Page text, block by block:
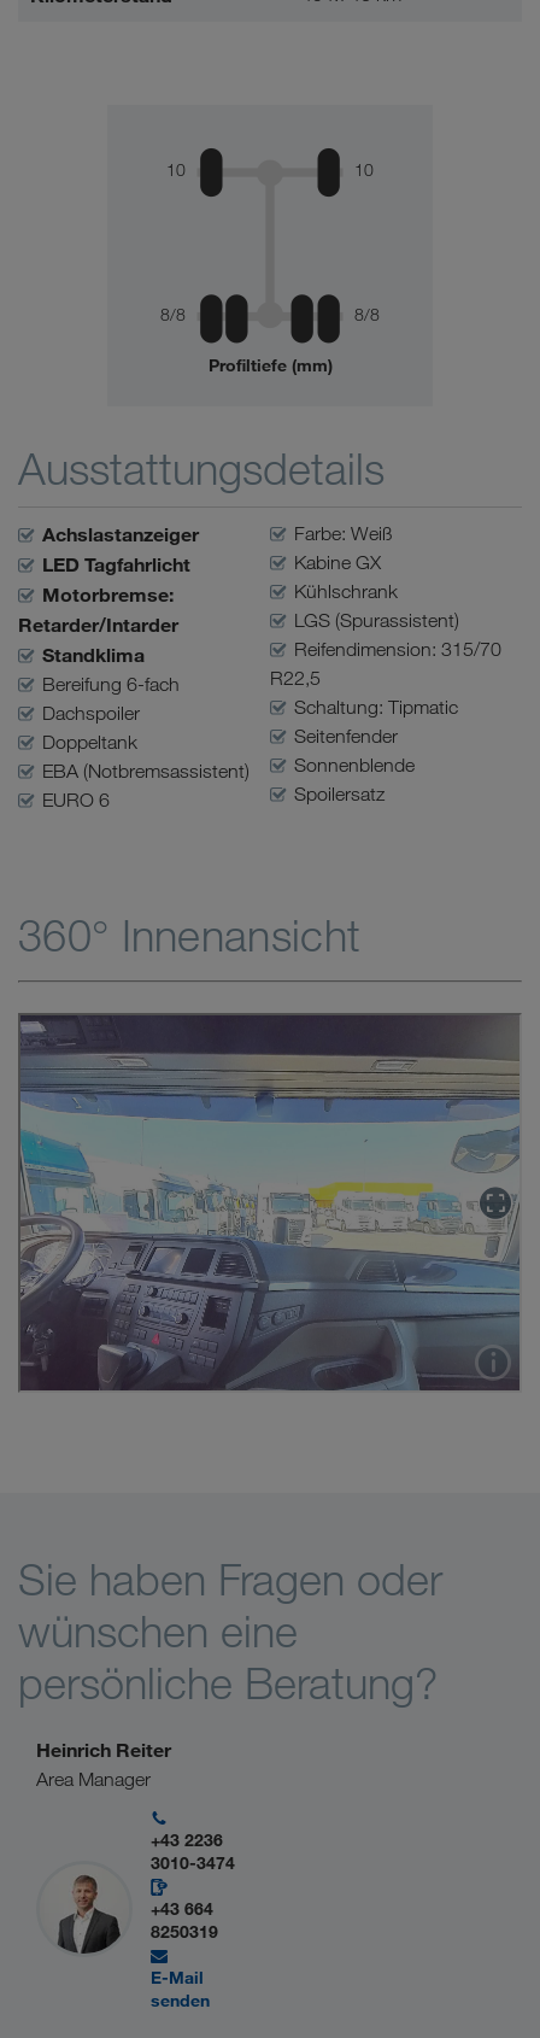
10 10
8/8 8/8
Profiltiefe (mm)
Ausstattungsdetails
Achslastanzeiger
LED Tagfahrlicht
Motorbremse:
Retarder/Intarder
Standklima
Bereifung 6-fach
Dachspoiler
Doppeltank
EBA (Notbremsassistent)
EURO 6
Farbe: Weiß
Kabine GX
Kühlschrank
LGS (Spurassistent)
Reifendimension: 315/70
R22,5
Schaltung: Tipmatic
Seitenfender
Sonnenblende
Spoilersatz
360° Innenansicht
Sie haben Fragen oder
wünschen eine
persönliche Beratung?
Heinrich Reiter
Area Manager
+43 2236
3010-3474
+43 664
8250319
E-Mail
senden